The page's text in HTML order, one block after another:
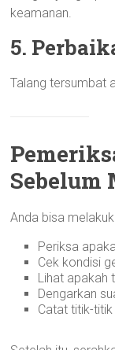
keamanan.
5.
Talang tersumbat
Anda bisa
Periksa
Cek kondisi
Lihat apakah
Dengarkan
Catat titik-